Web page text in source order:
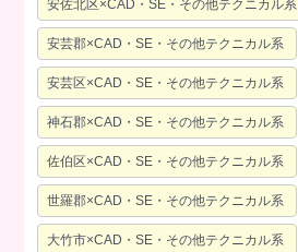
安佐北区×CAD・SE・その他テクニカル系
安芸郡×CAD・SE・その他テクニカル系
安芸区×CAD・SE・その他テクニカル系
神石郡×CAD・SE・その他テクニカル系
佐伯区×CAD・SE・その他テクニカル系
世羅郡×CAD・SE・その他テクニカル系
大竹市×CAD・SE・その他テクニカル系